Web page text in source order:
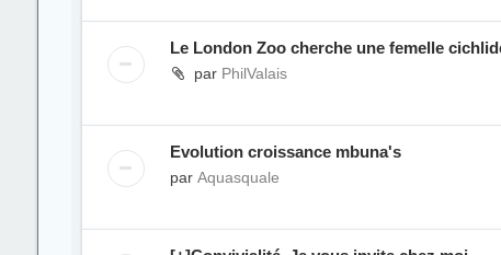
Le London Zoo cherche une femelle
par PhilValais
Evolution croissance mbuna's
par Aquasquale